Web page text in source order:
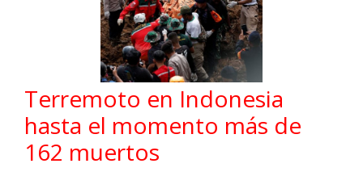
Terremoto en Indonesia
hasta el momento más de
162 muertos